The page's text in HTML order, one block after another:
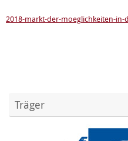
2018-markt-der-moeglichkeiten-
Träger